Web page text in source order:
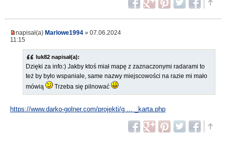
napisał(a) Marlowe1994 » 07.06.2024
11:15
luk82 napisał(a):
Dzięki za info:) Jakby ktoś miał mapę z zaznaczonymi radarami to
też by było wspaniale, same nazwy miejscowości na razie mi mało
mówią
Trzeba się pilnować
https://www.darko-golner.com/projekti/g ... _karta.php